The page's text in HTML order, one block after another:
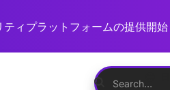
ィプラットフォームの提供開始